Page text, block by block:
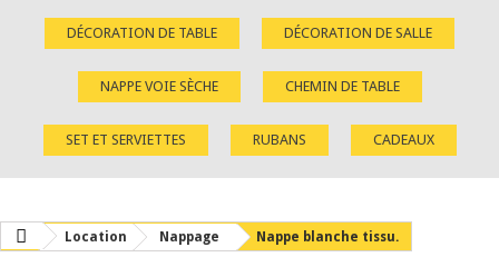
DÉCORATION DE TABLE DÉCORATION DE SALLE
NAPPE VOIE SÈCHE CHEMIN DE TABLE
SET ET SERVIETTES RUBANS CADEAUX
Location Nappage Nappe blanche tissu.